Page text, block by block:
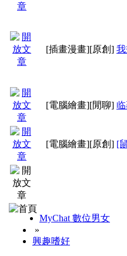
三、獎勵
1、原
→模擬獎
2、精華
文章符
[插畫漫畫][原創]
[電腦繪畫][閒聊]
[電腦繪畫][原創] [
MyChat 數位男女
»
興趣嗜好